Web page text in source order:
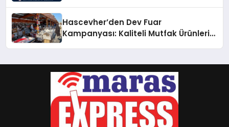
Hascevher’den Dev Fuar
Kampanyası: Kaliteli Mutfak Ürünleri